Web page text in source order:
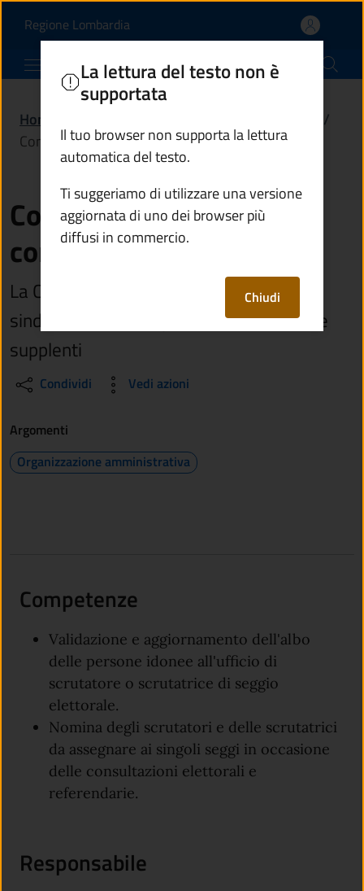
Commissione elettorale
Regione Lombardia(apre in un'altra scheda).
Comune di Paisco Loveno
Home
/
Commissione elettorale comunale (Cec)
Commissione elettorale
comunale (Cec)
La Cec è composta dal sindaco o dalla
sindaca, da tre componenti effettivi e tre
supplenti
Condividi Vedi azioni
La lettura del testo non è
supportata
Il tuo browser non supporta la lettura
automatica del testo.
Ti suggeriamo di utilizzare una versione
aggiornata di uno dei browser più
diffusi in commercio.
Chiudi
Argomenti
Organizzazione amministrativa
Competenze
Validazione e aggiornamento dell'albo
delle persone idonee all'ufficio di
scrutatore o scrutatrice di seggio
elettorale.
Nomina degli scrutatori e delle scrutatrici
da assegnare ai singoli seggi in occasione
delle consultazioni elettorali e
referendarie.
Responsabile